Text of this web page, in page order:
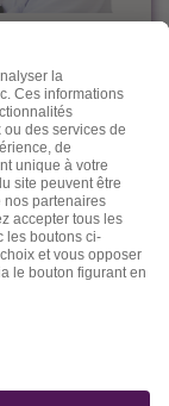
de
défenseur
et
et d'en
d'autres
"lettres" il
ses